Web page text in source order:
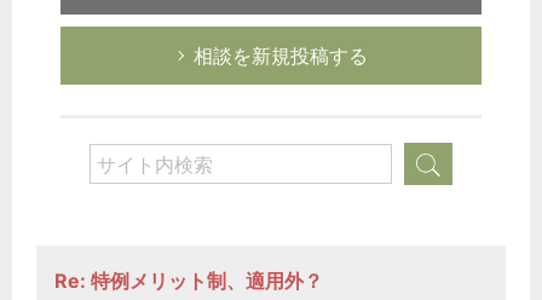
相談を新規投稿する
Re: 特例メリット制、適用外？